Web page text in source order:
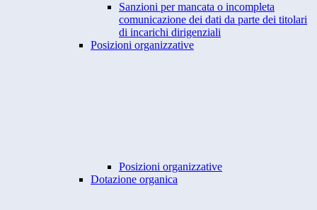
Sanzioni per mancata o incompleta
comunicazione dei dati da parte dei titolari
di incarichi dirigenziali
Posizioni organizzative
Posizioni organizzative
Dotazione organica